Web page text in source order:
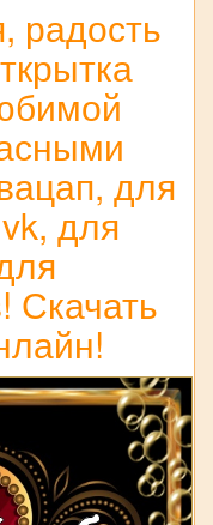
радость
для
для
Скачать